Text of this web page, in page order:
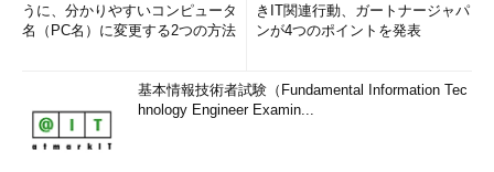
うに、分かりやすいコンピュータ
名（PC名）に変更する2つの方法
きIT関連行動、ガートナージャパ
ンが4つのポイントを発表
基本情報技術者試験（Fundamental Information Tec
hnology Engineer Examin...